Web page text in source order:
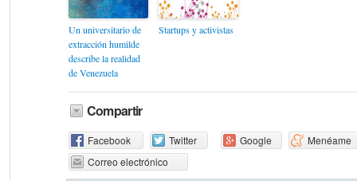
Un universitario de
extracción humilde
describe la realidad
de Venezuela
Startups y activistas
Compartir
Facebook Twitter Google
Menéame
Correo electrónico